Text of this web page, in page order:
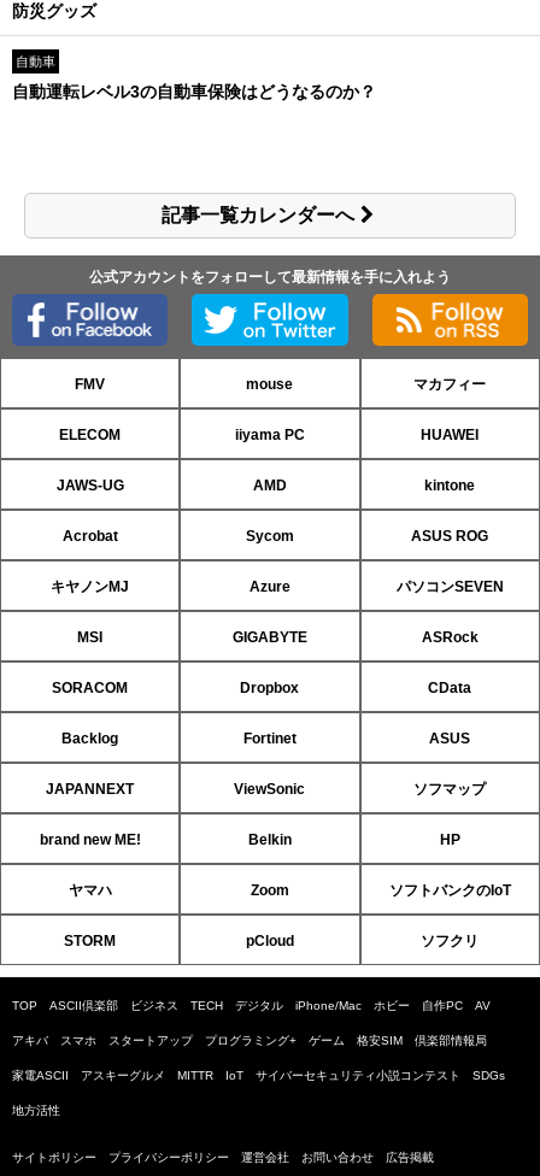
防災グッズ
自動車
自動運転レベル3の自動車保険はどうなるのか？
記事一覧カレンダーへ
公式アカウントをフォローして最新情報を手に入れよう
FMV mouse マカフィー
ELECOM iiyama PC HUAWEI
JAWS-UG AMD kintone
Acrobat Sycom ASUS ROG
キヤノンMJ Azure パソコンSEVEN
MSI GIGABYTE ASRock
SORACOM Dropbox CData
Backlog Fortinet ASUS
JAPANNEXT ViewSonic ソフマップ
brand new ME! Belkin HP
ヤマハ Zoom ソフトバンクのIoT
STORM pCloud ソフクリ
TOP ASCII倶楽部 ビジネス TECH デジタル iPhone/Mac ホビー 自作PC AV
アキバ スマホ スタートアップ プログラミング+ ゲーム 格安SIM 倶楽部情報局
家電ASCII アスキーグルメ MITTR IoT サイバーセキュリティ小説コンテスト SDGs
地方活性
サイトポリシー プライバシーポリシー 運営会社 お問い合わせ 広告掲載